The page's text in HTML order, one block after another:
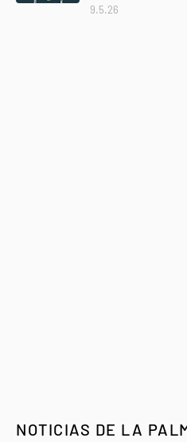
9.5.26
NOTICIAS DE LA